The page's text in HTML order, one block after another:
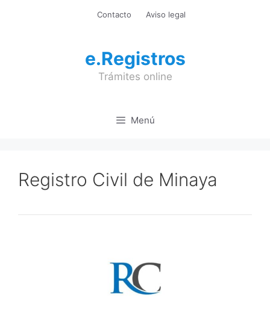
Contacto Aviso legal
e.Registros
Trámites online
Menú
Registro Civil de Minaya